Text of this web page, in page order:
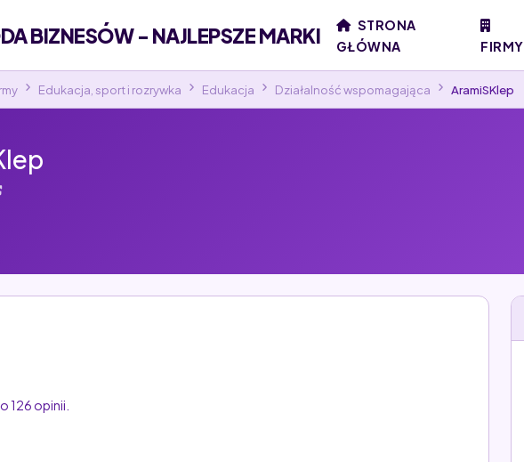
BIZNESÓW - NAJLEPSZE MARKI
STRONA
GŁÓWNA
FIRMY
Edukacja, sport i rozrywka Edukacja Działalność wspomagająca AramiSKlep
126 opinii.